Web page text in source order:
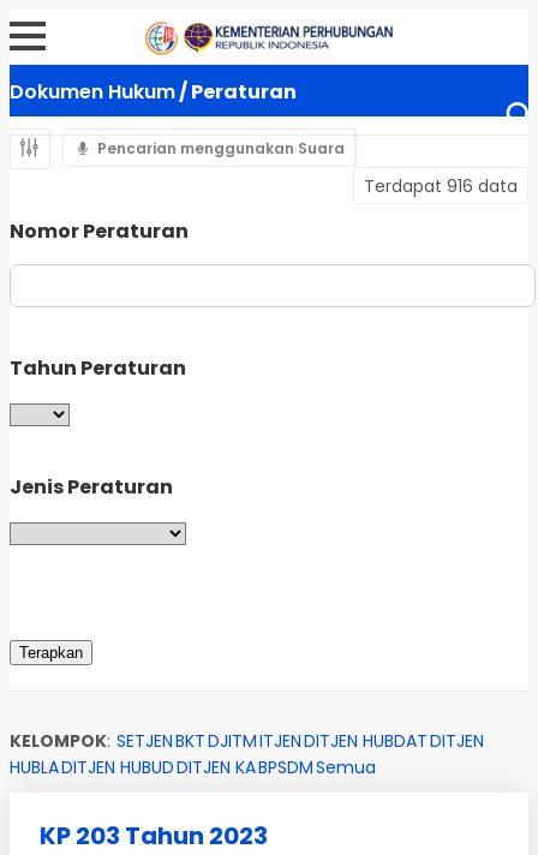
Dokumen Hukum/ Peraturan
Pencarian menggunakan Suara
Terdapat 916 data
Nomor Peraturan
Tahun Peraturan
Jenis Peraturan
KELOMPOK: SETJENBKTDJITMITJENDITJEN HUBDATDITJEN
HUBLADITJEN HUBUDDITJEN KABPSDMSemua
KP 203 Tahun 2023